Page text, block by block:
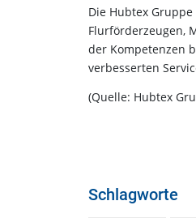
Die Hubtex
Flurförderzeugen,
der Kompetenzen
verbesserten
(Quelle: Hubtex
Schlagworte